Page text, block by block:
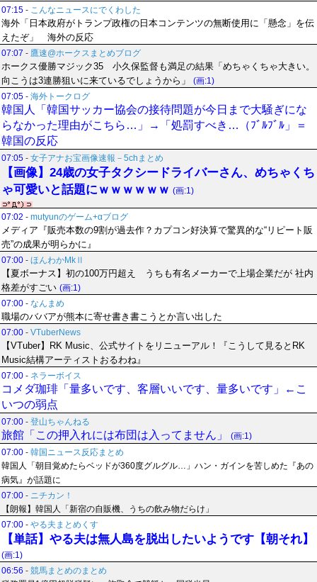
07:15 - こんなニュースにでくわした
海外「日本政府がトランプ政権の日本コンテンツの無断使用に「懸念」を伝
えたぞ」 海外の反応
07:07 - 鷹速@ホークスまとめブログ
ホークス優勝マジック35 小久保監督も満足の結果「めちゃくちゃ大きい。
向こうは3連勝狙いに来ているでしょうから」
(画:1)
07:05 - 海外トークログ
韓国人「韓国サッカー協会の接待問題が今日まで大騒ぎにな
らなかった理由がこちら…」→「処罰すべき…（ﾌﾞﾙﾌﾞﾙ」＝
韓国の反応
07:05 - 女子アナお宝画像速報－5chまとめ
【画像】24歳の女子タクシードライバーさん、めちゃくち
ゃ可愛いと話題にｗｗｗｗｗｗ (画:1)
07:02 - mutyunのゲーム+αブログ
メディア『販売本数の9割が過去作？カプコン好決算で驚異的な“リピート販
売”の成果が明らかに』
07:00 - ほんわかMkⅡ
【夏ボーナス】初の100万円超え うちも有名メーカーで上場企業だが 社内
格差がすごい (画:1)
07:00 - なんまめ
職場のババアが熊本に寄せ書き書こうとか言い出した
07:00 - VTuberNews
【VTuber】RK Music、公式サイトをリニューアル！『こうして見るとRK
Music結構アーティストおるわね』
07:00 - ネラーボイス
コメダ珈琲「量多いです、客層いいです、量多いです」←こ
いつの弱点
07:00 - 登山ちゃんねる
旅館「この押入れには布団は入ってません」
(画:1)
07:00 - 韓国ニュース反応まとめ
韓国人「朝目覚めたらベッドが360度グルグル…」ハン・ガインを苦しめた『あの
病気』が話題に
07:00 - ニチカン！
【朗報】韓国人「新宿の自販機、うちの飲み物だらけ」
07:00 - やる夫まとめくす
【単話】やる夫は無人島を脱出したいようです【朝それ】
(画:1)
06:56 - 競馬まとめのまとめ